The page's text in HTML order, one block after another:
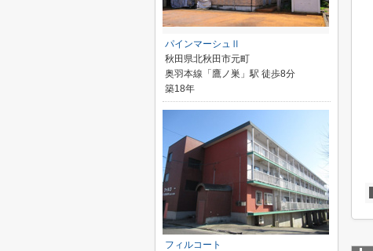
パインマーシュⅡ
秋田県北秋田市元町
奥羽本線「鷹ノ巣」駅 徒歩8分
築18年
フィルコート